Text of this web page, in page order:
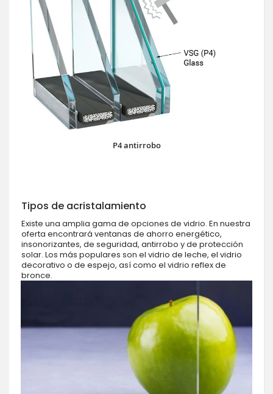
P4 antirrobo
Tipos de acristalamiento
Existe una amplia gama de opciones de vidrio. En nuestra
oferta encontrará ventanas de ahorro energético,
insonorizantes, de seguridad, antirrobo y de protección
solar. Los más populares son el vidrio de leche, el vidrio
decorativo o de espejo, así como el vidrio reflex de
bronce.